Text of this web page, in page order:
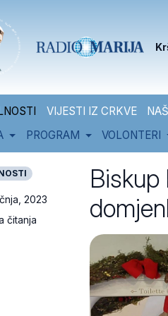
VIJESTI IZ CRKVE
PROGRAM VOLONTERI
2023
čitanja
Biskup